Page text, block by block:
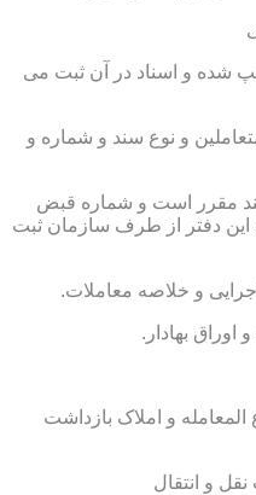
شده و اسناد در آن ثبت می
و نوع سند و شماره و
مقرر است و شماره قبض
این دفتر از طرف سازمان ثبت
و املاک بازداشت
و انتقال